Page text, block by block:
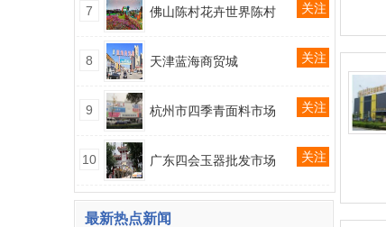
7 佛山陈村花卉世界陈村 关注
8 天津蓝海商贸城 关注
9 杭州市四季青面料市场 关注
10 广东四会玉器批发市场 关注
最新热点新闻